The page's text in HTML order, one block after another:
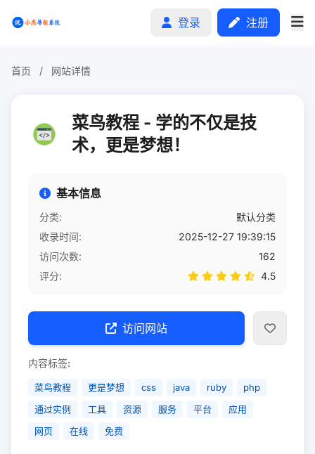
登录 注册
分类排行
自助广告
首页 / 网站详情
菜鸟教程 - 学的不仅是技
术，更是梦想！
基本信息
分类:
默认分类
收录时间:
2025-12-27 19:39:15
访问次数:
162
评分:
4.5
访问网站
内容标签:
菜鸟教程 更是梦想 css java ruby
php
通过实例
工具 资源 服务 平台
应用
网页
在线 免费